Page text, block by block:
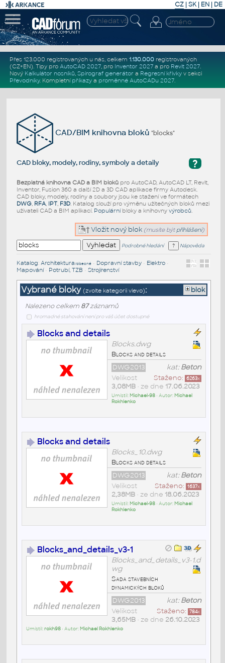
CZ | SK| EN | DE
Přes 123.000 registrovaných u nás, celkem 1.130.000registrovaných
(CZ+EN). Tipy pro AutoCAD 2027, pro Inventor 2027a pro Revit 2027.
Nový Kalkulátor nosníků, Spirograf generátor a Regresní křivkyv sekci
Převodníky. Kompletní příkazya proměnné AutoCADu 2027.
CAD/BIM knihovna bloků"blocks"
?
CAD bloky, modely, rodiny, symboly a detaily
Bezplatná knihovna CAD a BIM blokůpro AutoCAD, AutoCAD LT, Revit,
Inventor, Fusion 360 a další 2D a 3D CAD aplikace firmy Autodesk.
CAD bloky, modely, rodiny a soubory jsou ke stažení ve formátech
DWG, RFA, IPT, F3D. Katalog slouží pro výměnu užitečných bloků mezi
uživateli CAD a BIM aplikací. Populárníbloky a knihovny výrobců.
Vložit nový blok (musíte být přihlášeni)
Podrobné hledání Nápověda
Katalog: Architektura/obecné• Dopravní stavby• Elektro•
Mapování• Potrubí, TZB • Strojírenství
Vybrané bloky (zvolte kategorii vlevo): blok
Nalezeno celkem 87záznamů
hromadné stahování není pro váš účet dostupné
Blocks and details
Blocks.dwg
Blocks and details
kat:Beton
DWG2013
Staženo: 6263x
Velikost
3,08MB• ze dne 17.06.2023
Umístil: Michael-98• Autor: Michael
Rokhlenko
Blocks and details
Blocks_10.dwg
Blocks and details
kat:Beton
DWG2013
Staženo: 1637x
Velikost
2,38MB• ze dne 18.06.2023
Umístil: Michael-98• Autor: Michael
Rokhlenko
Blocks_and_details_v3-1
Blocks_and_details_v3-1.d
wg
Sada stavebních
dynamických bloků
kat:Beton
DWG2013
Staženo: 784x
Velikost
3,65MB• ze dne 26.10.2023
Umístil:rokh98• Autor: Michael Rokhlenko